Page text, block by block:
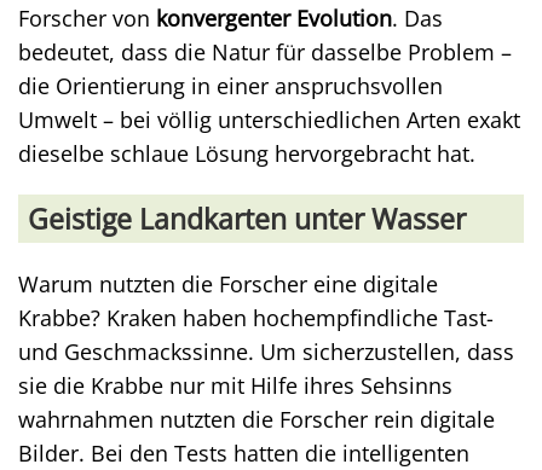
Forscher von konvergenter Evolution. Das
bedeutet, dass die Natur für dasselbe Problem –
die Orientierung in einer anspruchsvollen
Umwelt – bei völlig unterschiedlichen Arten exakt
dieselbe schlaue Lösung hervorgebracht hat.
Geistige Landkarten unter Wasser
Warum nutzten die Forscher eine digitale
Krabbe? Kraken haben hochempfindliche Tast-
und Geschmackssinne. Um sicherzustellen, dass
sie die Krabbe nur mit Hilfe ihres Sehsinns
wahrnahmen nutzten die Forscher rein digitale
Bilder. Bei den Tests hatten die intelligenten